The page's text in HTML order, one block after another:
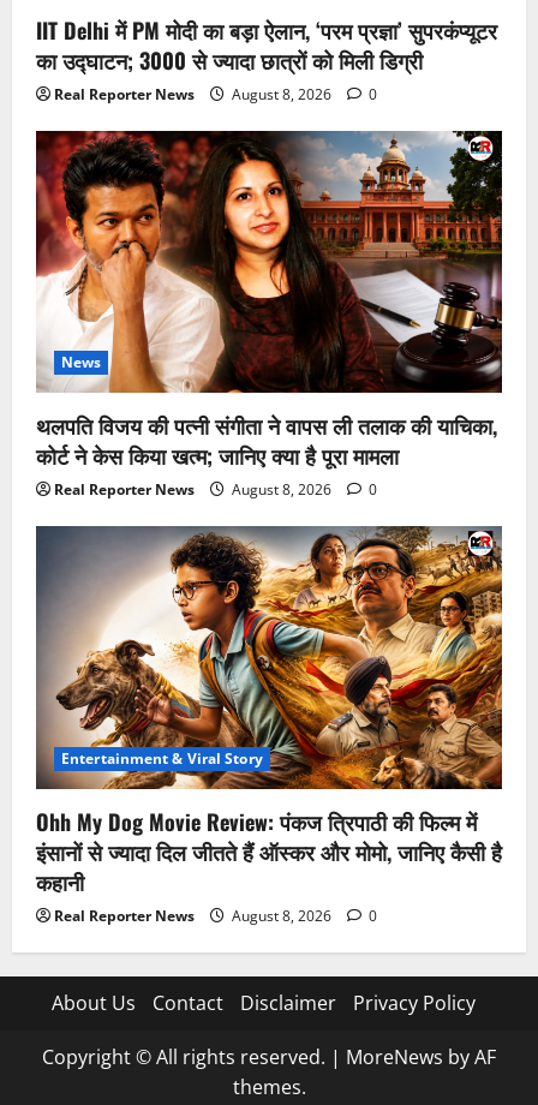
IIT Delhi में PM मोदी का बड़ा ऐलान, ‘परम प्रज्ञा’ सुपरकंप्यूटर
का उद्घाटन; 3000 से ज्यादा छात्रों को मिली डिग्री
Real Reporter News August 8, 2026 0
News
थलपति विजय की पत्नी संगीता ने वापस ली तलाक की याचिका,
कोर्ट ने केस किया खत्म; जानिए क्या है पूरा मामला
Real Reporter News August 8, 2026 0
Entertainment & Viral Story
Ohh My Dog Movie Review: पंकज त्रिपाठी की फिल्म में
इंसानों से ज्यादा दिल जीतते हैं ऑस्कर और मोमो, जानिए कैसी है
कहानी
Real Reporter News August 8, 2026 0
About Us Contact Disclaimer Privacy Policy
Copyright © All rights reserved. | MoreNews by AF
themes.